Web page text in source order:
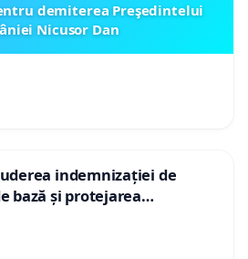
demiterea Preşedintelui
Nicusor Dan
indemnizației de
bază și protejarea
pentru asistenții